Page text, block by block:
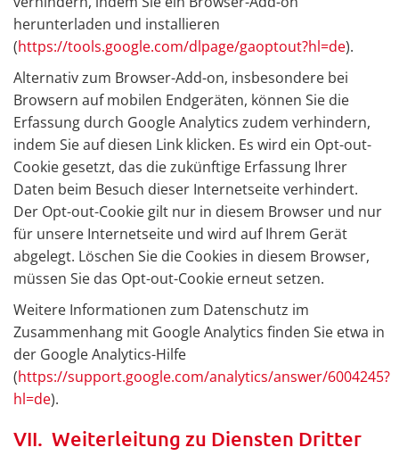
herunterladen und installieren
(https://tools.google.com/dlpage/gaoptout?hl=de).
Alternativ zum Browser-Add-on, insbesondere bei
Browsern auf mobilen Endgeräten, können Sie die
Erfassung durch Google Analytics zudem verhindern,
indem Sie auf diesen Link klicken. Es wird ein Opt-out-
Cookie gesetzt, das die zukünftige Erfassung Ihrer
Daten beim Besuch dieser Internetseite verhindert.
Der Opt-out-Cookie gilt nur in diesem Browser und nur
für unsere Internetseite und wird auf Ihrem Gerät
abgelegt. Löschen Sie die Cookies in diesem Browser,
müssen Sie das Opt-out-Cookie erneut setzen.
Weitere Informationen zum Datenschutz im
Zusammenhang mit Google Analytics finden Sie etwa in
der Google Analytics-Hilfe
(https://support.google.com/analytics/answer/6004245?
hl=de).
VII. Weiterleitung zu Diensten Dritter